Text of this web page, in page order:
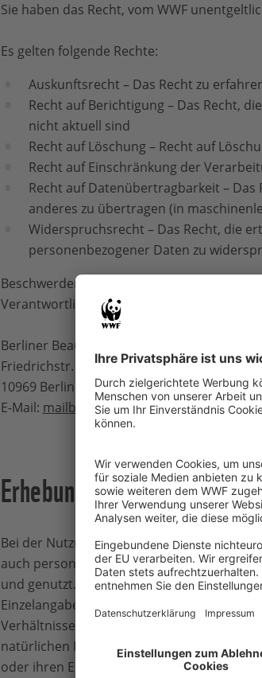
Sie haben das Recht, vom WWF
Es gelten folgende Rechte:
Auskunftsrecht – Das Recht zu
Recht auf Berichtigung – Das Recht,
nicht aktuell sind
Recht auf Löschung – Recht auf
Recht auf Einschränkung der
Recht auf Datenübertragbarkeit –
anderes zu übertragen (in
Widerspruchsrecht – Das Recht, die
personenbezogener Daten zu
Beschwerden gegen den WWF können bei
Verantwortliche Stelle für den WWF ist:
Berliner Beauftragter für Datenschutz und
Friedrichstr. 219
10969 Berlin
E-Mail: mailbox[at]datenschutz-berlin.de
Erhebung, Speicherung
Bei der Nutzung unserer Internetangebote
auch personenbezogene Daten erhoben,
und genutzt. Personenbezogenen Daten
Einzelangaben über persönliche oder
Verhältnisse einer bestimmten oder
natürlichen Person, die Aussagen zu ihrem
oder ihren Eigenschaften liefern. Dazu